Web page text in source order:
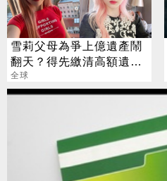
雪莉父母為爭上億遺產鬧
翻天？得先繳清高額遺產
稅
全球